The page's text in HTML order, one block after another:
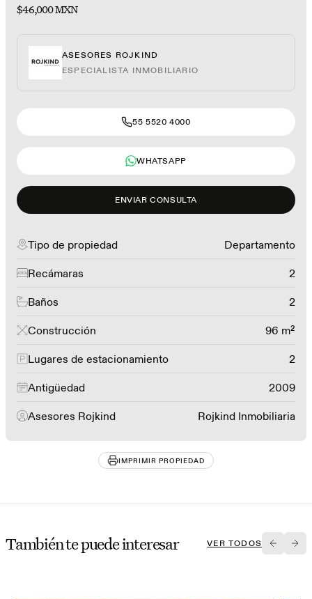
$46,000 MXN
ASESORES ROJKIND
ESPECIALISTA INMOBILIARIO
55 5520 4000
WHATSAPP
ENVIAR CONSULTA
Tipo de propiedad Departamento
Recámaras 2
Baños 2
Construcción 96 m²
Lugares de estacionamiento 2
Antigüedad 2009
Asesores Rojkind Rojkind Inmobiliaria
IMPRIMIR PROPIEDAD
También te puede interesar VER TODOS